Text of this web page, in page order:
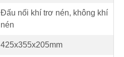
Đấu nối khí trơ nén, không khí
nén
425x355x205mm